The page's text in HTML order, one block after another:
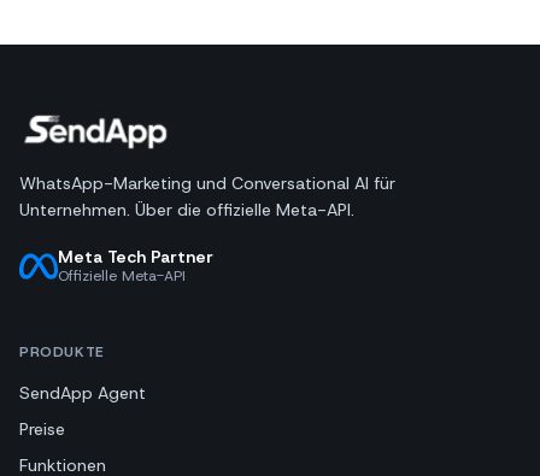
WhatsApp-Marketing und Conversational AI für
Unternehmen. Über die offizielle Meta-API.
Meta Tech Partner
Offizielle Meta-API
PRODUKTE
SendApp Agent
Preise
Funktionen